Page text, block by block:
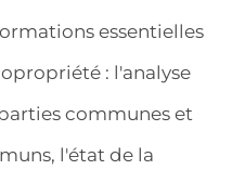
essentielles
: l'analyse
communes et
l'état de la